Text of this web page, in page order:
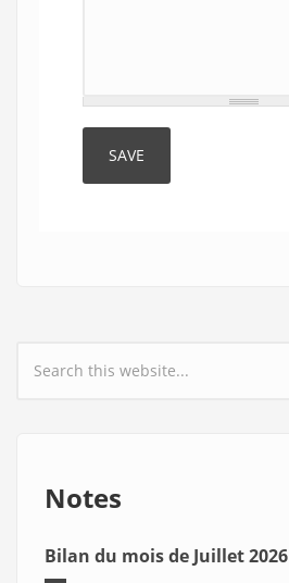
Search form
Notes
Bilan du mois de Juillet 2026